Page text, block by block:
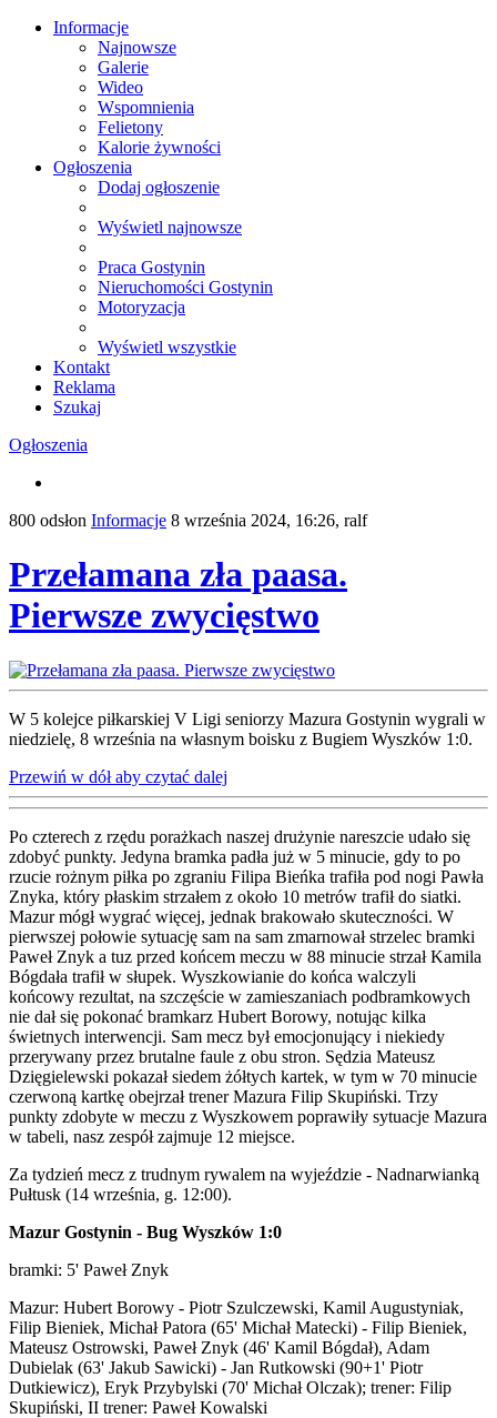
Informacje
Najnowsze
Galerie
Wideo
Wspomnienia
Felietony
Kalorie żywności
Ogłoszenia
Dodaj ogłoszenie
Wyświetl najnowsze
Praca Gostynin
Nieruchomości Gostynin
Motoryzacja
Wyświetl wszystkie
Kontakt
Reklama
Szukaj
Ogłoszenia
800 odsłon Informacje 8 września 2024, 16:26, ralf
Przełamana zła paasa.
Pierwsze zwycięstwo
W 5 kolejce piłkarskiej V Ligi seniorzy Mazura Gostynin wygrali w
niedzielę, 8 września na własnym boisku z Bugiem Wyszków 1:0.
Przewiń w dół aby czytać dalej
Po czterech z rzędu porażkach naszej drużynie nareszcie udało się
zdobyć punkty. Jedyna bramka padła już w 5 minucie, gdy to po
rzucie rożnym piłka po zgraniu Filipa Bieńka trafiła pod nogi Pawła
Znyka, który płaskim strzałem z około 10 metrów trafił do siatki.
Mazur mógł wygrać więcej, jednak brakowało skuteczności. W
pierwszej połowie sytuację sam na sam zmarnował strzelec bramki
Paweł Znyk a tuz przed końcem meczu w 88 minucie strzał Kamila
Bógdała trafił w słupek. Wyszkowianie do końca walczyli
końcowy rezultat, na szczęście w zamieszaniach podbramkowych
nie dał się pokonać bramkarz Hubert Borowy, notując kilka
świetnych interwencji. Sam mecz był emocjonujący i niekiedy
przerywany przez brutalne faule z obu stron. Sędzia Mateusz
Dzięgielewski pokazał siedem żółtych kartek, w tym w 70 minucie
czerwoną kartkę obejrzał trener Mazura Filip Skupiński. Trzy
punkty zdobyte w meczu z Wyszkowem poprawiły sytuacje Mazura
w tabeli, nasz zespół zajmuje 12 miejsce.
Za tydzień mecz z trudnym rywalem na wyjeździe - Nadnarwianką
Pułtusk (14 września, g. 12:00).
Mazur Gostynin - Bug Wyszków 1:0
bramki: 5' Paweł Znyk
Mazur: Hubert Borowy - Piotr Szulczewski, Kamil Augustyniak,
Filip Bieniek, Michał Patora (65' Michał Matecki) - Filip Bieniek,
Mateusz Ostrowski, Paweł Znyk (46' Kamil Bógdał), Adam
Dubielak (63' Jakub Sawicki) - Jan Rutkowski (90+1' Piotr
Dutkiewicz), Eryk Przybylski (70' Michał Olczak); trener: Filip
Skupiński, II trener: Paweł Kowalski